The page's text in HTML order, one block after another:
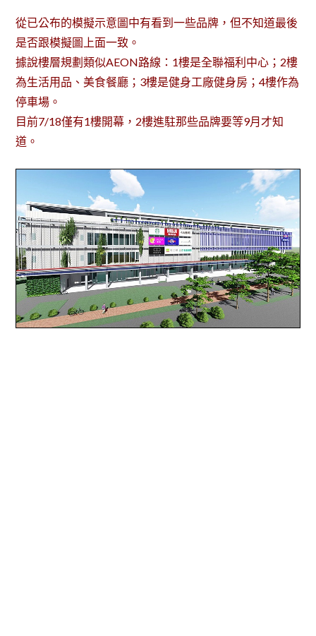
從已公布的模擬示意圖中有看到一些品牌，但不知道最後
是否跟模擬圖上面一致。
據說樓層規劃類似AEON路線：1樓是全聯福利中心；2樓
為生活用品、美食餐廳；3樓是健身工廠健身房；4樓作為
停車場。
目前7/18僅有1樓開幕，2樓進駐那些品牌要等9月才知
道。